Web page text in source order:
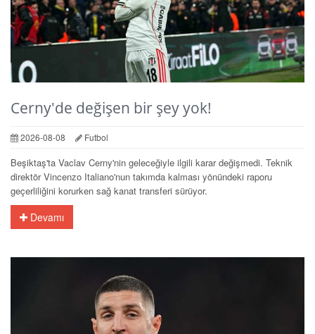
Cerny'de değişen bir şey yok!
2026-08-08 Futbol
Beşiktaş'ta Vaclav Cerny'nin geleceğiyle ilgili karar değişmedi. Teknik
direktör Vincenzo Italiano'nun takımda kalması yönündeki raporu
geçerliliğini korurken sağ kanat transferi sürüyor.
Devamı